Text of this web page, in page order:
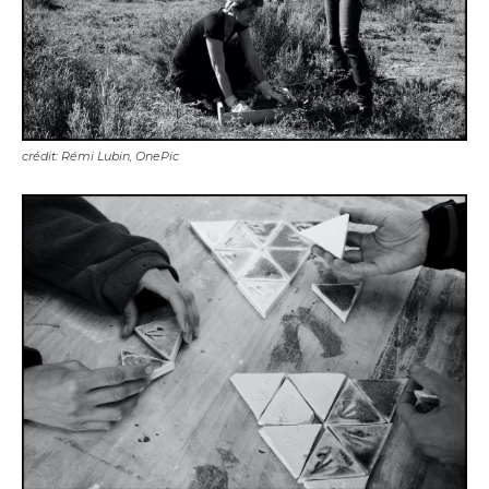
crédit: Rémi Lubin, OnePic